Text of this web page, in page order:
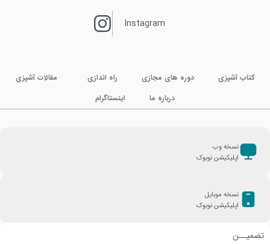
Instagram
کتاب آشپزی دوره های مجازی راه اندازی
مقالات آشپزی
درباره ما
اینستاگرام
نسخه وب
اپلیکیشن نوبوک
نسخه موبایل
اپلیکیشن نوبوک
تضمیــن